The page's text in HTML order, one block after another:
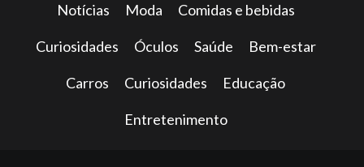
Notícias Moda Comidas e bebidas
Curiosidades Óculos Saúde Bem-estar
Carros Curiosidades Educação
Entretenimento